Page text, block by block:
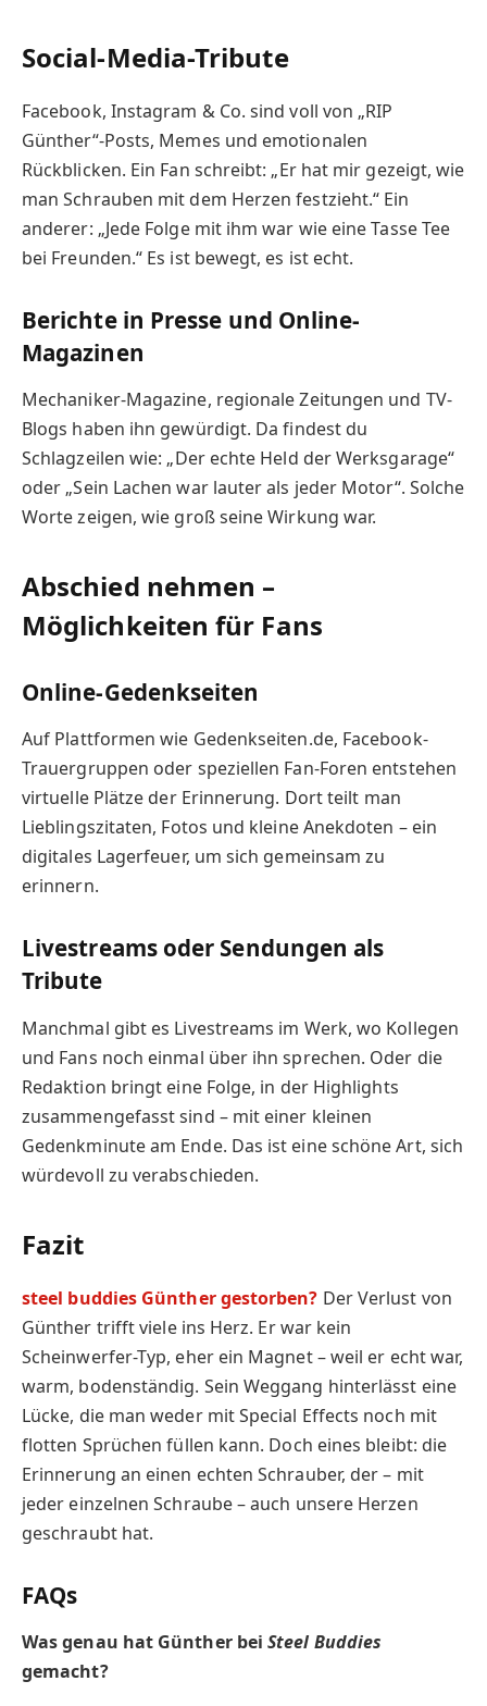
Social-Media-Tribute
Facebook, Instagram & Co. sind voll von „RIP
Günther“-Posts, Memes und emotionalen
Rückblicken. Ein Fan schreibt: „Er hat mir gezeigt, wie
man Schrauben mit dem Herzen festzieht.“ Ein
anderer: „Jede Folge mit ihm war wie eine Tasse Tee
bei Freunden.“ Es ist bewegt, es ist echt.
Berichte in Presse und Online-
Magazinen
Mechaniker-Magazine, regionale Zeitungen und TV-
Blogs haben ihn gewürdigt. Da findest du
Schlagzeilen wie: „Der echte Held der Werksgarage“
oder „Sein Lachen war lauter als jeder Motor“. Solche
Worte zeigen, wie groß seine Wirkung war.
Abschied nehmen –
Möglichkeiten für Fans
Online-Gedenkseiten
Auf Plattformen wie Gedenkseiten.de, Facebook-
Trauergruppen oder speziellen Fan-Foren entstehen
virtuelle Plätze der Erinnerung. Dort teilt man
Lieblingszitaten, Fotos und kleine Anekdoten – ein
digitales Lagerfeuer, um sich gemeinsam zu
erinnern.
Livestreams oder Sendungen als
Tribute
Manchmal gibt es Livestreams im Werk, wo Kollegen
und Fans noch einmal über ihn sprechen. Oder die
Redaktion bringt eine Folge, in der Highlights
zusammengefasst sind – mit einer kleinen
Gedenkminute am Ende. Das ist eine schöne Art, sich
würdevoll zu verabschieden.
Fazit
steel buddies Günther gestorben? Der Verlust von
Günther trifft viele ins Herz. Er war kein
Scheinwerfer-Typ, eher ein Magnet – weil er echt war,
warm, bodenständig. Sein Weggang hinterlässt eine
Lücke, die man weder mit Special Effects noch mit
flotten Sprüchen füllen kann. Doch eines bleibt: die
Erinnerung an einen echten Schrauber, der – mit
jeder einzelnen Schraube – auch unsere Herzen
geschraubt hat.
FAQs
Was genau hat Günther beiSteel Buddies
gemacht?